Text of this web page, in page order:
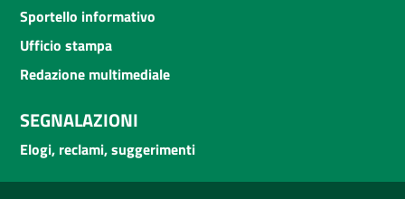
Sportello informativo
Ufficio stampa
Redazione multimediale
SEGNALAZIONI
Elogi, reclami, suggerimenti